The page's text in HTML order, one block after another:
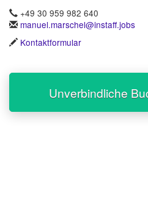
+49 30 959 982 640
manuel.marschel@instaff.jobs
Kontaktformular
Unverbindliche